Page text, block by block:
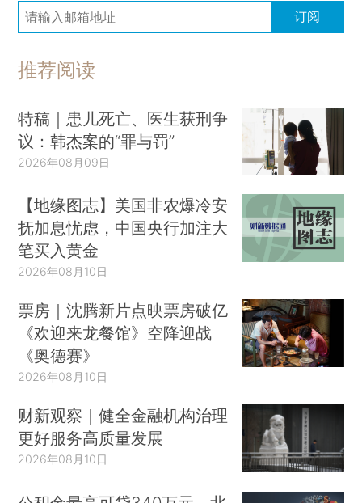
订阅
推荐阅读
特稿｜患儿死亡、医生获刑争
议：韩杰案的“罪与罚”
2026年08月09日
【地缘图志】美国非农爆冷安
抚加息忧虑，中国央行加注大
笔买入黄金
2026年08月10日
票房｜沈腾新片点映票房破亿
《欢迎来龙餐馆》空降迎战
《奥德赛》
2026年08月10日
财新观察｜健全金融机构治理
更好服务高质量发展
2026年08月10日